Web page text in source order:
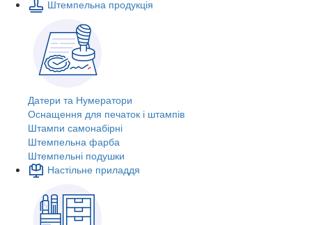
Штемпельна продукція
Датери та Нумератори
Оснащення для печаток і штампів
Штампи самонабірні
Штемпельна фарба
Штемпельні подушки
Настільне приладдя